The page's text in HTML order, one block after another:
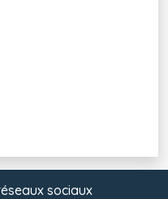
sociaux